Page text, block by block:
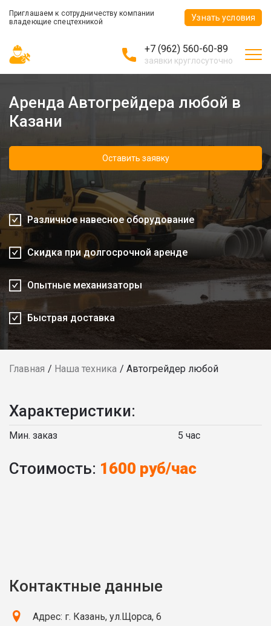
Приглашаем к сотрудничеству компании
владеющие спецтехникой
Узнать условия
+7 (962) 560-60-89
заявки круглосуточно
Аренда Автогрейдера любой в
Казани
Оставить заявку
Различное навесное оборудование
Скидка при долгосрочной аренде
Опытные механизаторы
Быстрая доставка
Главная Наша техника Автогрейдер любой
Характеристики:
Мин. заказ 5 час
Стоимость: 1600 руб/час
Контактные данные
Адрес: г. Казань, ул.Щорса, 6